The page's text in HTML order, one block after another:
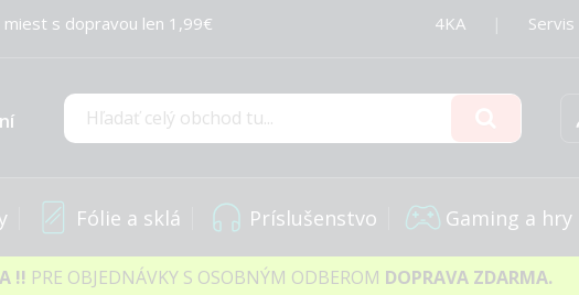
s dopravou len 1,99€ 4KA Servis
Hľadať
Fólie a sklá Príslušenstvo Gaming a hry
!! PRE OBJEDNÁVKY S OSOBNÝM ODBEROM DOPRAVA ZDARMA.